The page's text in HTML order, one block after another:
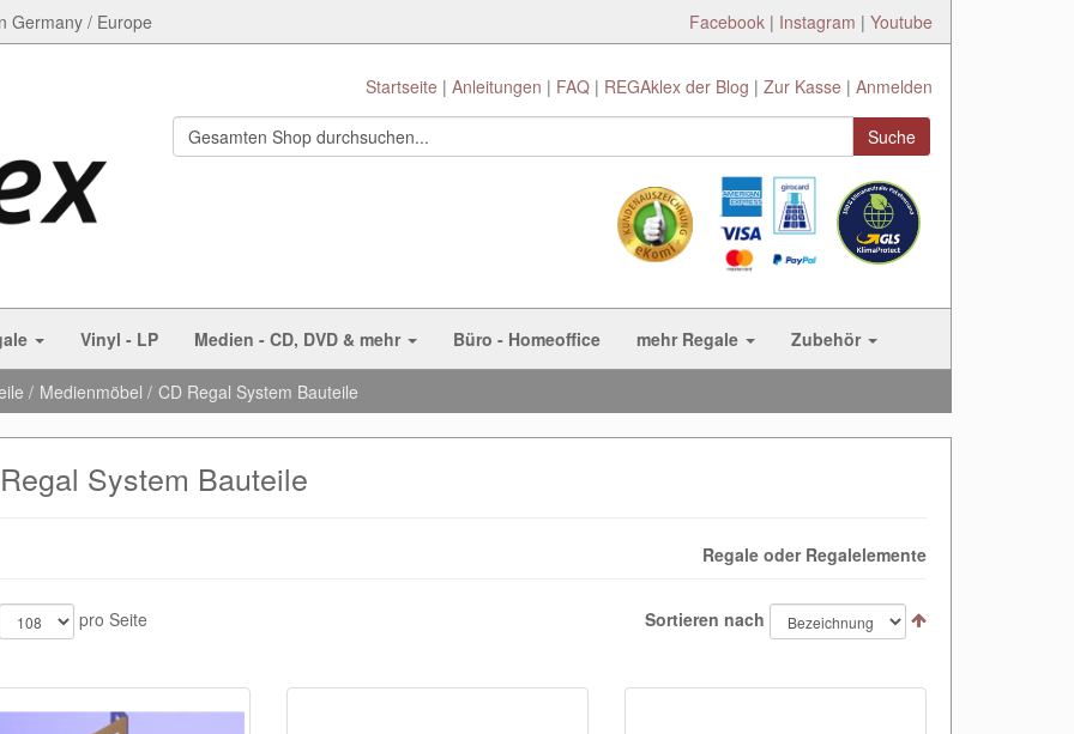
Germany / Europe Facebook | Instagram | Youtube
Startseite Anleitungen FAQ REGAklex der Blog Zur Kasse Anmelden
Suche
Vinyl - LP Medien - CD, DVD & mehr Büro - Homeoffice mehr Regale Zubehör
Medienmöbel CD Regal System Bauteile
System Bauteile
Regale oder Regalelemente
pro Seite Sortieren nach